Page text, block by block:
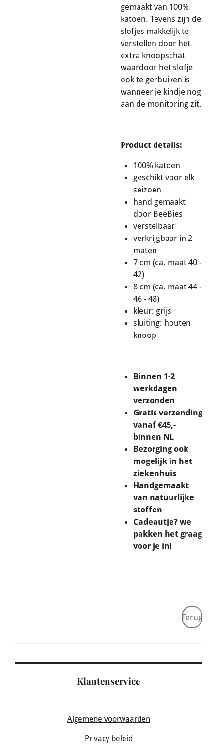
gemaakt van 100%
katoen. Tevens zijn de
slofjes makkelijk te
verstellen door het
extra knoopschat
waardoor het slofje
ook te gerbuiken is
wanneer je kindje nog
aan de monitoring zit.
Product details:
100% katoen
geschikt voor elk
seizoen
hand gemaakt
door BeeBies
verstelbaar
verkrijgbaar in 2
maten
7 cm (ca. maat 40 -
42)
8 cm (ca. maat 44 -
46 - 48)
kleur: grijs
sluiting: houten
knoop
Binnen 1-2
werkdagen
verzonden
Gratis verzending
vanaf €45,-
binnen NL
Bezorging ook
mogelijk in het
ziekenhuis
Handgemaakt
van natuurlijke
stoffen
Cadeautje? we
pakken het graag
voor je in!
Terug
Klantenservice
Algemene voorwaarden
Privacy beleid